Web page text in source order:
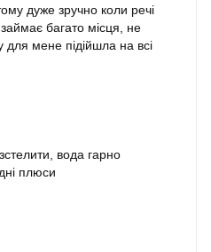
дуже зручно коли речі
займає багато місця, не
для мене підійшла на всі
вода гарно
плюси